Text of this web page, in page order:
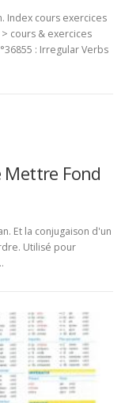
Index cours exercices
cours & exercices
: Irregular Verbs
Mettre Fond
Et la conjugaison d'un
Utilisé pour